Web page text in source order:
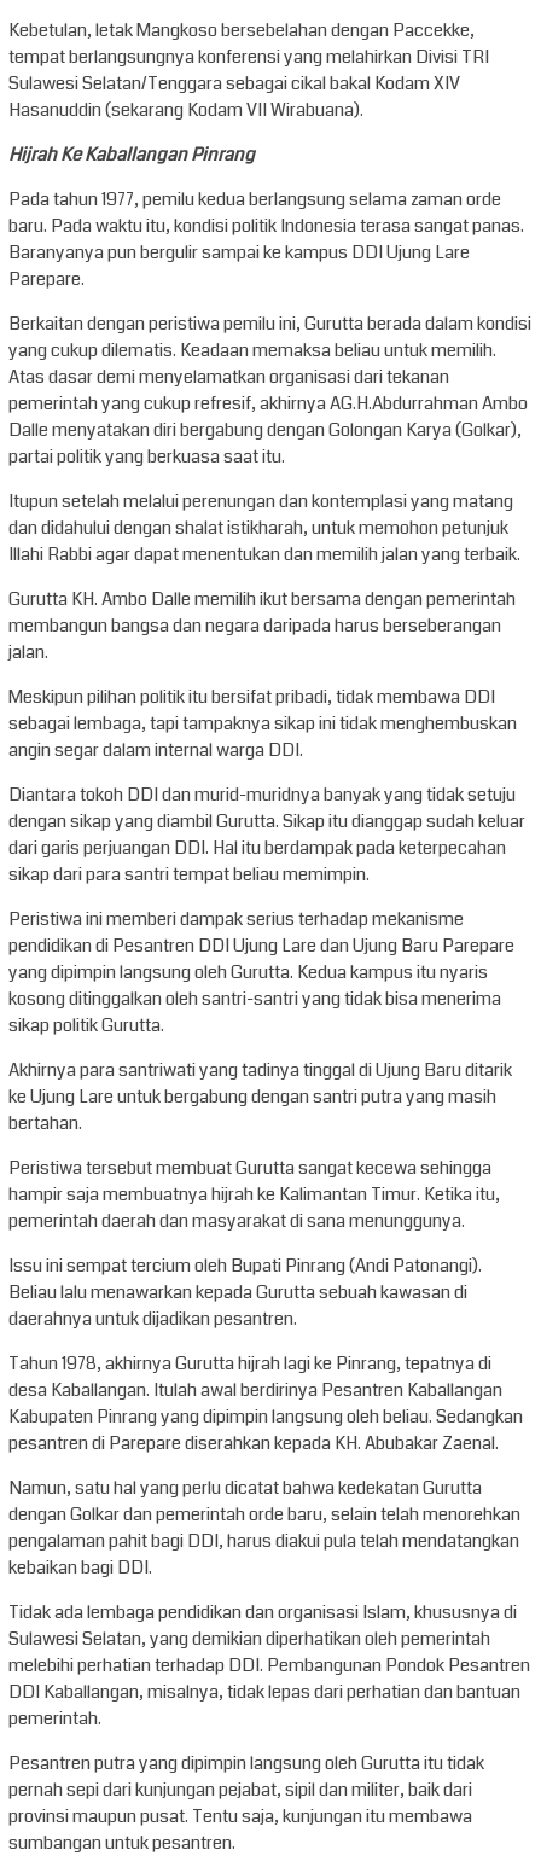
Kebetulan, letak Mangkoso bersebelahan dengan Paccekke,
tempat berlangsungnya konferensi yang melahirkan Divisi TRI
Sulawesi Selatan/Tenggara sebagai cikal bakal Kodam XIV
Hasanuddin (sekarang Kodam VII Wirabuana).
Hijrah Ke Kaballangan Pinrang
Pada tahun 1977, pemilu kedua berlangsung selama zaman orde
baru. Pada waktu itu, kondisi politik Indonesia terasa sangat panas.
Baranyanya pun bergulir sampai ke kampus DDI Ujung Lare
Parepare.
Berkaitan dengan peristiwa pemilu ini, Gurutta berada dalam kondisi
yang cukup dilematis. Keadaan memaksa beliau untuk memilih.
Atas dasar demi menyelamatkan organisasi dari tekanan
pemerintah yang cukup refresif, akhirnya AG.H.Abdurrahman Ambo
Dalle menyatakan diri bergabung dengan Golongan Karya (Golkar),
partai politik yang berkuasa saat itu.
Itupun setelah melalui perenungan dan kontemplasi yang matang
dan didahului dengan shalat istikharah, untuk memohon petunjuk
Illahi Rabbi agar dapat menentukan dan memilih jalan yang terbaik.
Gurutta KH. Ambo Dalle memilih ikut bersama dengan pemerintah
membangun bangsa dan negara daripada harus berseberangan
jalan.
Meskipun pilihan politik itu bersifat pribadi, tidak membawa DDI
sebagai lembaga, tapi tampaknya sikap ini tidak menghembuskan
angin segar dalam internal warga DDI.
Diantara tokoh DDI dan murid-muridnya banyak yang tidak setuju
dengan sikap yang diambil Gurutta. Sikap itu dianggap sudah keluar
dari garis perjuangan DDI. Hal itu berdampak pada keterpecahan
sikap dari para santri tempat beliau memimpin.
Peristiwa ini memberi dampak serius terhadap mekanisme
pendidikan di Pesantren DDI Ujung Lare dan Ujung Baru Parepare
yang dipimpin langsung oleh Gurutta. Kedua kampus itu nyaris
kosong ditinggalkan oleh santri-santri yang tidak bisa menerima
sikap politik Gurutta.
Akhirnya para santriwati yang tadinya tinggal di Ujung Baru ditarik
ke Ujung Lare untuk bergabung dengan santri putra yang masih
bertahan.
Peristiwa tersebut membuat Gurutta sangat kecewa sehingga
hampir saja membuatnya hijrah ke Kalimantan Timur. Ketika itu,
pemerintah daerah dan masyarakat di sana menunggunya.
Issu ini sempat tercium oleh Bupati Pinrang (Andi Patonangi).
Beliau lalu menawarkan kepada Gurutta sebuah kawasan di
daerahnya untuk dijadikan pesantren.
Tahun 1978, akhirnya Gurutta hijrah lagi ke Pinrang, tepatnya di
desa Kaballangan. Itulah awal berdirinya Pesantren Kaballangan
Kabupaten Pinrang yang dipimpin langsung oleh beliau. Sedangkan
pesantren di Parepare diserahkan kepada KH. Abubakar Zaenal.
Namun, satu hal yang perlu dicatat bahwa kedekatan Gurutta
dengan Golkar dan pemerintah orde baru, selain telah menorehkan
pengalaman pahit bagi DDI, harus diakui pula telah mendatangkan
kebaikan bagi DDI.
Tidak ada lembaga pendidikan dan organisasi Islam, khususnya di
Sulawesi Selatan, yang demikian diperhatikan oleh pemerintah
melebihi perhatian terhadap DDI. Pembangunan Pondok Pesantren
DDI Kaballangan, misalnya, tidak lepas dari perhatian dan bantuan
pemerintah.
Pesantren putra yang dipimpin langsung oleh Gurutta itu tidak
pernah sepi dari kunjungan pejabat, sipil dan militer, baik dari
provinsi maupun pusat. Tentu saja, kunjungan itu membawa
sumbangan untuk pesantren.